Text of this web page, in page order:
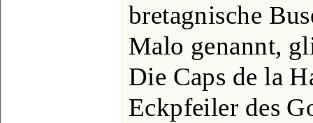
bretagnische
Malo genannt,
Die Caps de la
Eckpfeiler des